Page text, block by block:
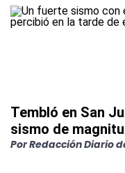
Tembló en San
sismo de
Por Redacción Diario